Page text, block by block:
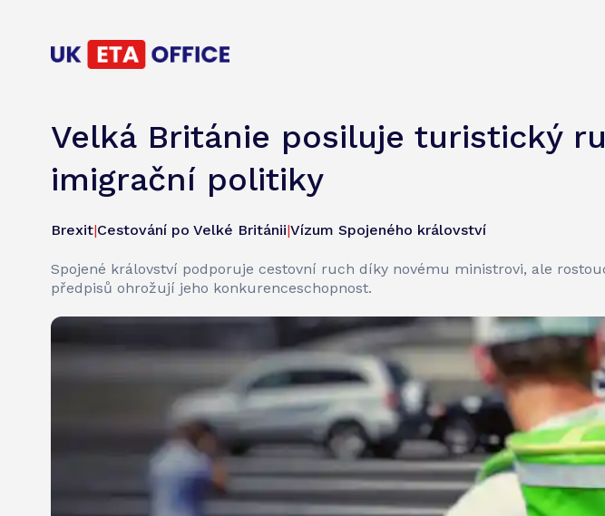
Velká Británie posiluje turistický
imigrační politiky
Brexit|Cestování po Velké Británii|Vízum Spojeného království
Spojené království podporuje cestovní ruch díky novému ministrovi, ale
předpisů ohrožují jeho konkurenceschopnost.